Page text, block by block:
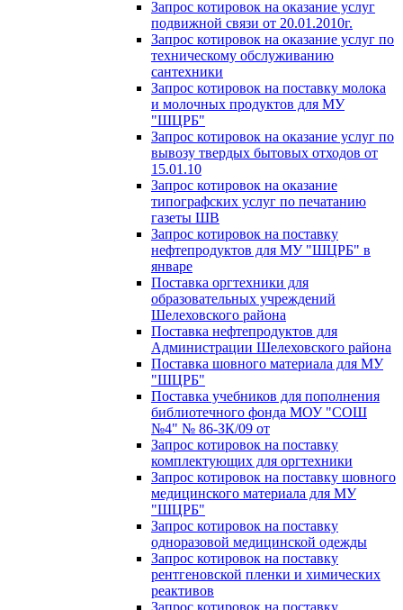
Запрос котировок на оказание услуг
подвижной связи от 20.01.2010г.
Запрос котировок на оказание услуг по
техническому обслуживанию
сантехники
Запрос котировок на поставку молока
и молочных продуктов для МУ
"ШЦРБ"
Запрос котировок на оказание услуг по
вывозу твердых бытовых отходов от
15.01.10
Запрос котировок на оказание
типографских услуг по печатанию
газеты ШВ
Запрос котировок на поставку
нефтепродуктов для МУ "ШЦРБ" в
январе
Поставка оргтехники для
образовательных учреждений
Шелеховского района
Поставка нефтепродуктов для
Администрации Шелеховского района
Поставка шовного материала для МУ
"ШЦРБ"
Поставка учебников для пополнения
библиотечного фонда МОУ "СОШ
№4" № 86-ЗК/09 от
Запрос котировок на поставку
комплектующих для оргтехники
Запрос котировок на поставку шовного
медицинского материала для МУ
"ШЦРБ"
Запрос котировок на поставку
одноразовой медицинской одежды
Запрос котировок на поставку
рентгеновской пленки и химических
реактивов
Запрос котировок на поставку